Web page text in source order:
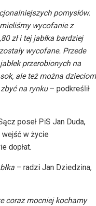
pomysłów.
wycofanie z
zł i tej jabłka bardziej
wycofane. Przede
przerobionych na
ale też można dzieciom
na rynku– podkreślił
poseł PiS Jan Duda,
w życie
dopłat.
– radzi Jan Dziedzina,
coraz mocniej kochamy